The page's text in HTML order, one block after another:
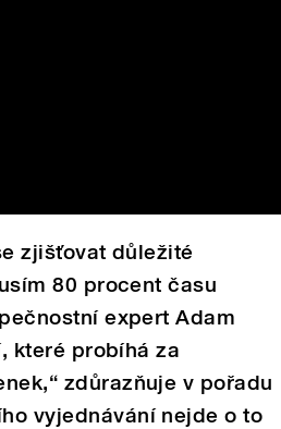
zjišťovat důležité
80 procent času
expert Adam
které probíhá za
zdůrazňuje v pořadu
vyjednávání nejde o to